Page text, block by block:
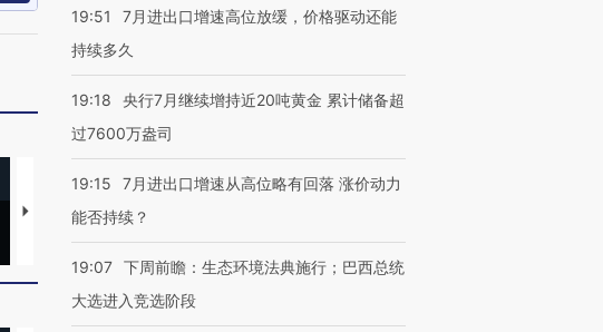
马航飞行员跨国走私7万
19:51
7月进出口增速高位放缓，价格驱动还能
持续多久
19:18
央行7月继续增持近20吨黄金 累计储备超
过7600万盎司
19:15
7月进出口增速从高位略有回落 涨价动力
能否持续？
19:07 下周前瞻：生态环境法典施行；巴西总统
大选进入竞选阶段